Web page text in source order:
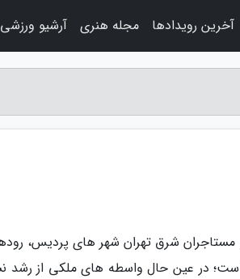
مستاجران شرق تهران شهر های پردیس،
در عین حال واسطه های ملکی از رشد
آخرین رویدادها مجله هنری آرشیو ورزشی